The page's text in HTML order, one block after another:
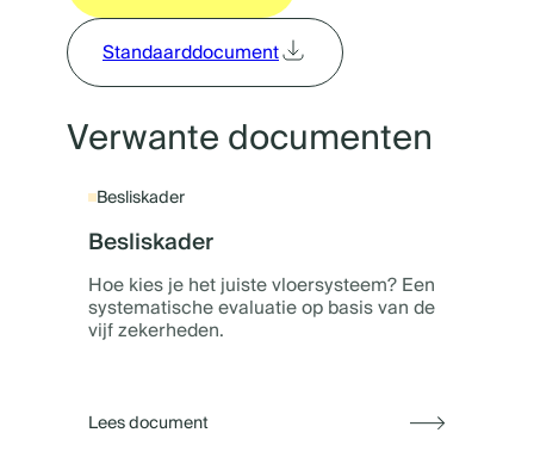
Standaarddocument
Verwante documenten
Besliskader
Besliskader
Hoe kies je het juiste vloersysteem? Een
systematische evaluatie op basis van de
vijf zekerheden.
Lees document